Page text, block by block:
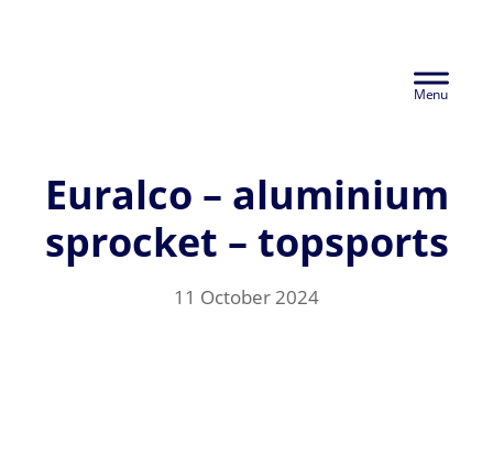
Header
Euralco – aluminium
sprocket – topsports
11 October 2024